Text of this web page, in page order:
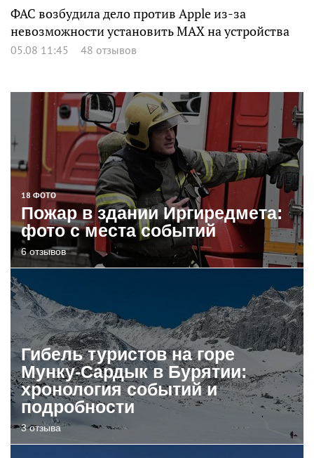
ФАС возбудила дело против Apple из-за
невозможности установить MAX на устройства
05.08 11:45 48 отзывов
18 ФОТО
Пожар в здании Иргиредмета:
фото с места событий
6 отзывов
Гибель туристов на горе
Мунку-Сардык в Бурятии:
хронология событий и
подробности
3 отзыва